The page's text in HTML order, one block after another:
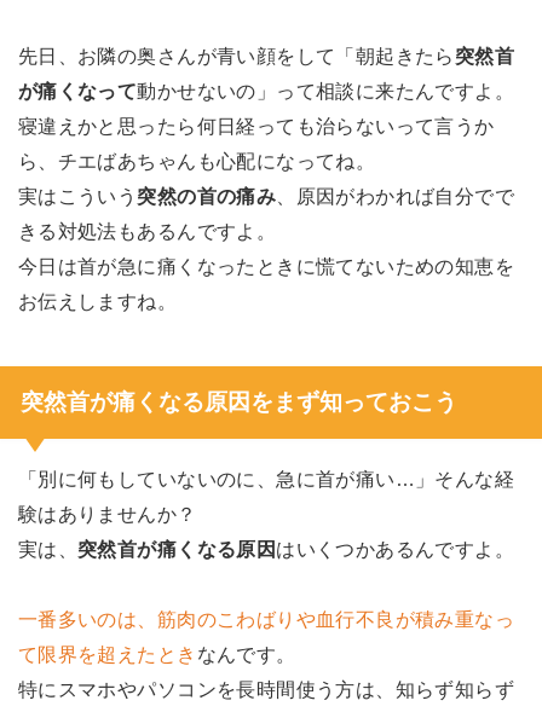
先日、お隣の奥さんが青い顔をして「朝起きたら 突然首
が痛くなって動かせないの」って相談に来たんですよ。
寝違えかと思ったら何日経っても治らないって言うか
ら、チエばあちゃんも心配になってね。
実はこういう 突然の首の痛み 、原因がわかれば自分でで
きる対処法もあるんですよ。
今日は首が急に痛くなったときに慌てないための知恵を
お伝えしますね。
突然首が痛くなる原因をまず知っておこう
「別に何もしていないのに、急に首が痛い…」そんな経
験はありませんか？
実は、 突然首が痛くなる原因 はいくつかあるんですよ。
一番多いのは、筋肉のこわばりや血行不良が積み重なっ
て限界を超えたとき なんです。
特にスマホやパソコンを長時間使う方は、知らず知らず